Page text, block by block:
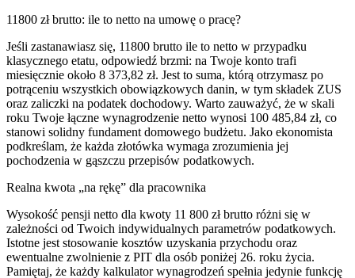
11800 zł brutto: ile to netto na umowę o pracę?
Jeśli zastanawiasz się, 11800 brutto ile to netto w przypadku
klasycznego etatu, odpowiedź brzmi: na Twoje konto trafi
miesięcznie około 8 373,82 zł. Jest to suma, którą otrzymasz po
potrąceniu wszystkich obowiązkowych danin, w tym składek ZUS
oraz zaliczki na podatek dochodowy. Warto zauważyć, że w skali
roku Twoje łączne wynagrodzenie netto wynosi 100 485,84 zł, co
stanowi solidny fundament domowego budżetu. Jako ekonomista
podkreślam, że każda złotówka wymaga zrozumienia jej
pochodzenia w gąszczu przepisów podatkowych.
Realna kwota „na rękę” dla pracownika
Wysokość pensji netto dla kwoty 11 800 zł brutto różni się w
zależności od Twoich indywidualnych parametrów podatkowych.
Istotne jest stosowanie kosztów uzyskania przychodu oraz
ewentualne zwolnienie z PIT dla osób poniżej 26. roku życia.
Pamiętaj, że każdy kalkulator wynagrodzeń spełnia jedynie funkcję